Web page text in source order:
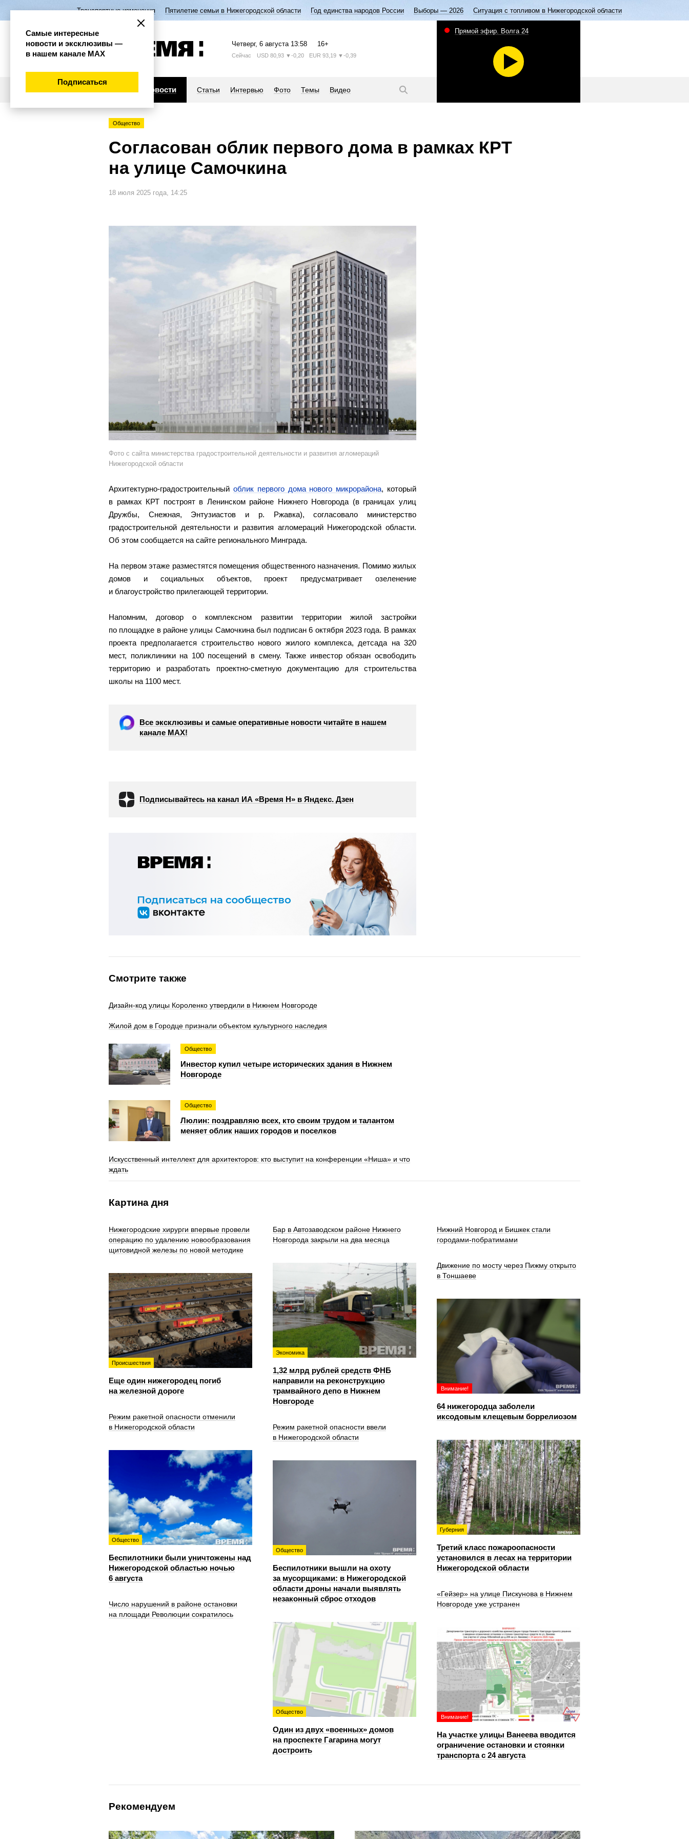
Транспортные изменения Пятилетие семьи в Нижегородской области Год единства народов России Выборы — 2026 Ситуация с топливом в Нижегородской области
Четверг, 6 августа 13:58 16+
Сейчас USD 80,93 ▼-0,20 EUR 93,19 ▼-0,39
Новости Статьи Интервью Фото Темы Видео
Прямой эфир. Волга 24
Общество
Согласован облик первого дома в рамках КРТ
на улице Самочкина
18 июля 2025 года, 14:25
Фото с сайта министерства градостроительной деятельности и развития агломераций
Нижегородской области
Архитектурно-градостроительный облик первого дома нового микрорайона, который
в рамках КРТ построят в Ленинском районе Нижнего Новгорода (в границах улиц
Дружбы, Снежная, Энтузиастов и р. Ржавка), согласовало министерство
градостроительной деятельности и развития агломераций Нижегородской области.
Об этом сообщается на сайте регионального Минграда.
На первом этаже разместятся помещения общественного назначения. Помимо жилых
домов и социальных объектов, проект предусматривает озеленение
и благоустройство прилегающей территории.
Напомним, договор о комплексном развитии территории жилой застройки
по площадке в районе улицы Самочкина был подписан 6 октября 2023 года. В рамках
проекта предполагается строительство нового жилого комплекса, детсада на 320
мест, поликлиники на 100 посещений в смену. Также инвестор обязан освободить
территорию и разработать проектно-сметную документацию для строительства
школы на 1100 мест.
Все эксклюзивы и самые оперативные новости читайте в нашем
канале МАХ!
Подписывайтесь на канал ИА «Время Н» в Яндекс. Дзен
Смотрите также
Дизайн-код улицы Короленко утвердили в Нижнем Новгороде
Жилой дом в Городце признали объектом культурного наследия
Общество
Инвестор купил четыре исторических здания в Нижнем
Новгороде
Общество
Люлин: поздравляю всех, кто своим трудом и талантом
меняет облик наших городов и поселков
Искусственный интеллект для архитекторов: кто выступит на конференции «Ниша» и что
ждать
Картина дня
Нижегородские хирурги впервые провели
операцию по удалению новообразования
щитовидной железы по новой методике
Бар в Автозаводском районе Нижнего
Новгорода закрыли на два месяца
Нижний Новгород и Бишкек стали
городами-побратимами
Экономика
1,32 млрд рублей средств ФНБ
направили на реконструкцию
трамвайного депо в Нижнем
Новгороде
Движение по мосту через Пижму открыто
в Тоншаеве
Происшествия
Еще один нижегородец погиб
на железной дороге
Внимание!
64 нижегородца заболели
иксодовым клещевым боррелиозом
Режим ракетной опасности отменили
в Нижегородской области
Режим ракетной опасности ввели
в Нижегородской области
Губерния
Третий класс пожароопасности
установился в лесах на территории
Нижегородской области
Общество
Беспилотники были уничтожены над
Нижегородской областью ночью
6 августа
Общество
Беспилотники вышли на охоту
за мусорщиками: в Нижегородской
области дроны начали выявлять
незаконный сброс отходов
«Гейзер» на улице Пискунова в Нижнем
Новгороде уже устранен
Число нарушений в районе остановки
на площади Революции сократилось
Общество
Один из двух «военных» домов
на проспекте Гагарина могут
достроить
Внимание!
На участке улицы Ванеева вводится
ограничение остановки и стоянки
транспорта с 24 августа
Рекомендуем
Самые интересные
новости и эксклюзивы —
в нашем канале МАХ
Подписаться